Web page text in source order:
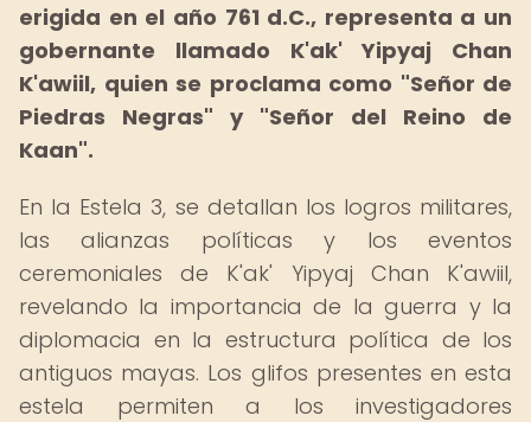
erigida en el año 761 d.C., representa a un
gobernante llamado K'ak' Yipyaj Chan
K'awiil, quien se proclama como "Señor de
Piedras Negras" y "Señor del Reino de
Kaan".
En la Estela 3, se detallan los logros militares,
las alianzas políticas y los eventos
ceremoniales de K'ak' Yipyaj Chan K'awiil,
revelando la importancia de la guerra y la
diplomacia en la estructura política de los
antiguos mayas. Los glifos presentes en esta
estela permiten a los investigadores